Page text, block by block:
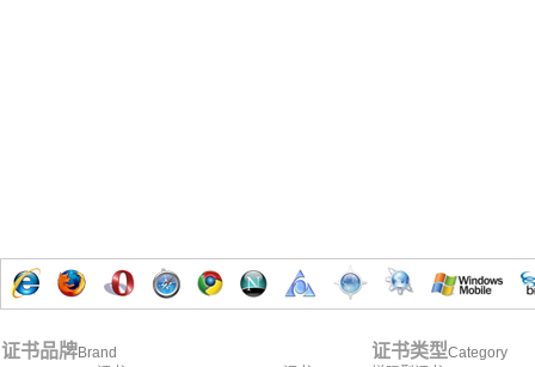
证书品牌Brand
证书类型Category